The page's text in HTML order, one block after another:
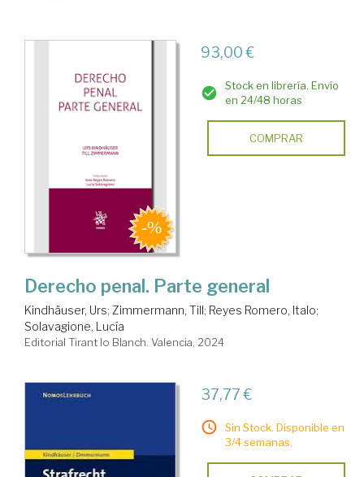
93,00 €
Stock en librería. Envío
en 24/48 horas
COMPRAR
Derecho penal. Parte general
Kindhäuser, Urs; Zimmermann, Till; Reyes Romero, Italo;
Solavagione, Lucía
Editorial Tirant lo Blanch. Valencia, 2024
37,77 €
Sin Stock. Disponible en
3/4 semanas.